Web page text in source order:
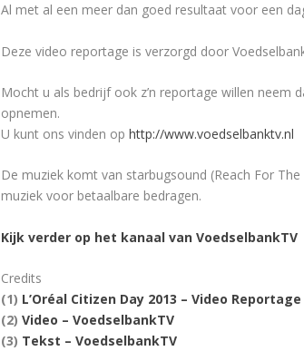
Al met al een meer dan goed resultaat voor een
Deze video reportage is verzorgd door
Mocht u als bedrijf ook z’n reportage willen
opnemen.
U kunt ons vinden op http://www.voedselbanktv.nl
De muziek komt van starbugsound (Reach For
muziek voor betaalbare bedragen.
Kijk verder op het kanaal van VoedselbankTV
Credits
(1) L’Oréal Citizen Day 2013 – Video
(2) Video – VoedselbankTV
(3) Tekst – VoedselbankTV